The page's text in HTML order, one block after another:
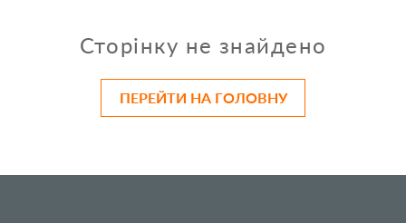
Сторінку не знайдено
ПЕРЕЙТИ НА ГОЛОВНУ